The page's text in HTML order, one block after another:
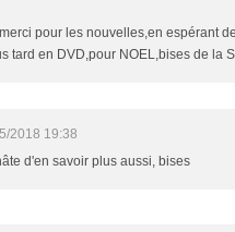
pour les nouvelles,en espérant
tard en DVD,pour NOEL,bises de la
2018 19:38
d'en savoir plus aussi, bises